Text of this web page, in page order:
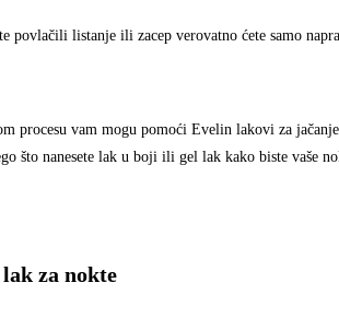
listanje ili zacep verovatno ćete samo
procesu vam mogu pomoći Evelin lakovi za
što nanesete lak u boji ili gel lak kako biste vaše
za nokte